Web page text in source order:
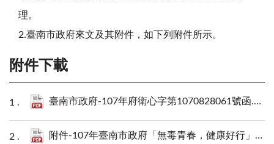
理。
2.臺南市政府來文及其附件，如下列附件所示。
附件下載
臺南市政府-107年府衛心字第1070828061號函.pdf
附件-107年臺南市政府「無毒青春，健康好行」反毒宣導活動內容和時程表.pdf